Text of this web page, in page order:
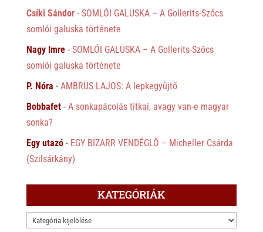
Csíki Sándor- SOMLÓI GALUSKA – A Gollerits-Szőcs
somlói galuska története
Nagy Imre- SOMLÓI GALUSKA – A Gollerits-Szőcs
somlói galuska története
P. Nóra - AMBRUS LAJOS: A lepkegyűjtő
Bobbafet- A sonkapácolás titkai, avagy van-e magyar
sonka?
Egy utazó- EGY BIZARR VENDÉGLŐ – Micheller Csárda
(Szilsárkány)
KATEGÓRIÁK
KATEGÓRIÁK